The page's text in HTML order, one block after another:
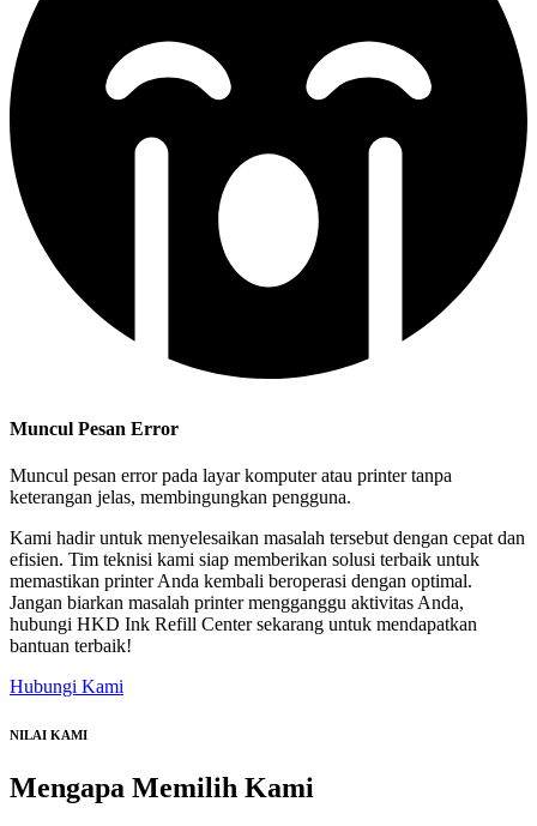
Muncul Pesan Error
Muncul pesan error pada layar komputer atau printer tanpa
keterangan jelas, membingungkan pengguna.
Kami hadir untuk menyelesaikan masalah tersebut dengan cepat dan
efisien. Tim teknisi kami siap memberikan solusi terbaik untuk
memastikan printer Anda kembali beroperasi dengan optimal.
Jangan biarkan masalah printer mengganggu aktivitas Anda,
hubungi HKD Ink Refill Center sekarang untuk mendapatkan
bantuan terbaik!
Hubungi Kami
NILAI KAMI
Mengapa Memilih Kami